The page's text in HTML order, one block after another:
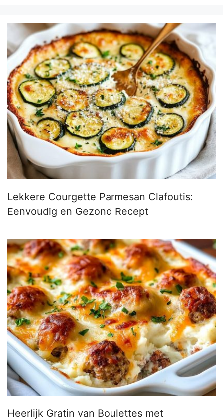
Lekkere Courgette Parmesan Clafoutis:
Eenvoudig en Gezond Recept
Heerlijk Gratin van Boulettes met